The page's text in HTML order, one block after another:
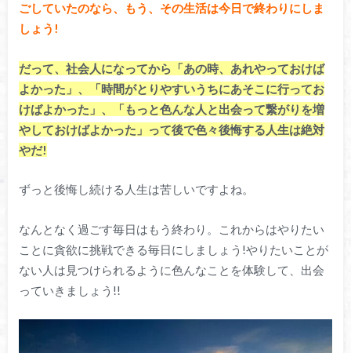
ごしていたのなら、もう、その生活は今日で終わりにしま
しょう!
だって、社会人になってから「あの時、あれやっておけば
よかった」、「時間がとりやすいうちにあそこに行ってお
けばよかった」、「もっと色んな人と出会って繋がりを増
やしておけばよかった」って後で色々後悔する人生は絶対
やだ!
ずっと後悔し続ける人生は苦しいですよね。
なんとなく過ごす毎日はもう終わり。これからはやりたい
ことに貪欲に挑戦できる毎日にしましょう!やりたいことが
ない人は見つけられるように色んなことを体験して、出会
っていきましょう!!